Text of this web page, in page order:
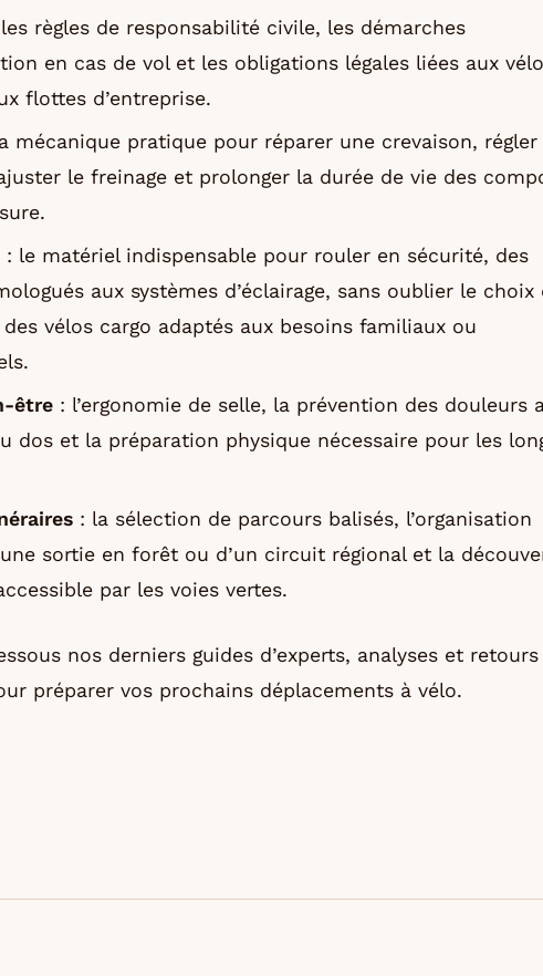
règles de responsabilité civile, les démarches
en cas de vol et les obligations légales liées aux
flottes d’entreprise.
mécanique pratique pour réparer une crevaison, régler
le freinage et prolonger la durée de vie des
: le matériel indispensable pour rouler en sécurité, des
aux systèmes d’éclairage, sans oublier le choix
vélos cargo adaptés aux besoins familiaux ou
être: l’ergonomie de selle, la prévention des douleurs
dos et la préparation physique nécessaire pour les
: la sélection de parcours balisés, l’organisation
sortie en forêt ou d’un circuit régional et la
par les voies vertes.
nos derniers guides d’experts, analyses et retours
préparer vos prochains déplacements à vélo.